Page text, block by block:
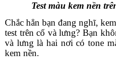
Test màu kem nền
Chắc hẳn bạn đang nghĩ,
test trên cổ và lưng? Bạn
và lưng là hai nơi có tone
kem nền.